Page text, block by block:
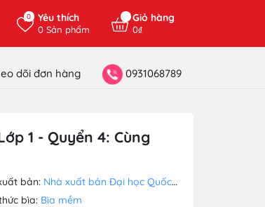
0 Yêu thích
0Sản phẩm
Giỏ hàng
0₫
dõi đơn hàng 0931068789
1 - Quyển 4: Cùng
bản: Nhà xuất bản Đại học Quốc Gia Hà Nội
bìa: Bìa mềm